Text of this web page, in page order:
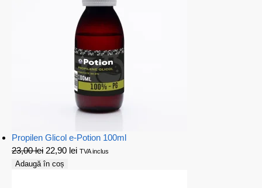
Propilen Glicol e-Potion 100ml
23,00lei 22,90 lei TVA inclus
Adaugă în coș